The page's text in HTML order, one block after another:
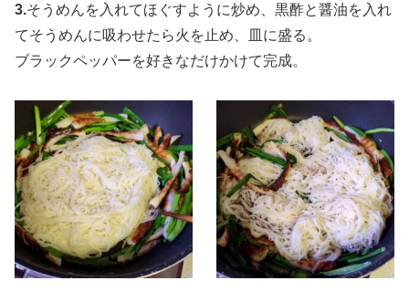
3.そうめんを入れてほぐすように炒め、黒酢と醤油を入れ
てそうめんに吸わせたら火を止め、皿に盛る。
ブラックペッパーを好きなだけかけて完成。